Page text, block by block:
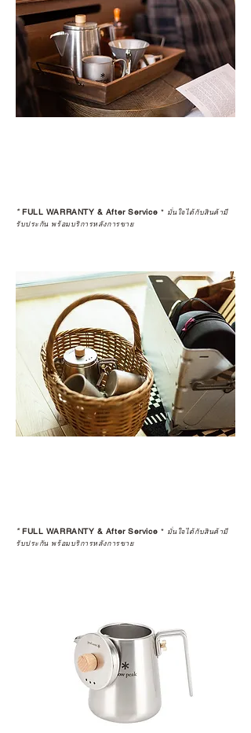
*FULL WARRANTY & After Service * มั่นใจได้กับสินค้ามี
รับประกัน พร้อมบริการหลังการขาย
*FULL WARRANTY & After Service * มั่นใจได้กับสินค้ามี
รับประกัน พร้อมบริการหลังการขาย